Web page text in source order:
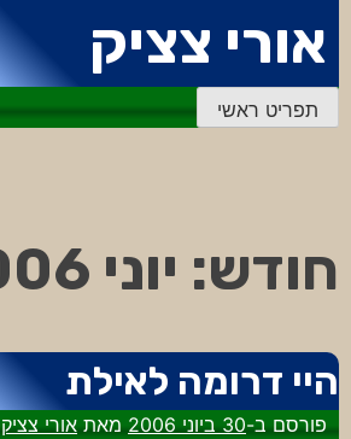
לתוכן
אורי צציק
תפריט ראשי
חודש: יוני 2006
היי דרומה לאילת
פורסם ב-30 ביוני 2006 מאתאורי צציק